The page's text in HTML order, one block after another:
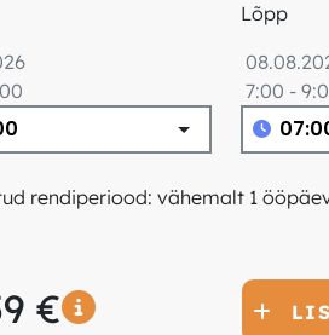
Lõpp
7:00 -
rendiperiood: vähemalt 1
€